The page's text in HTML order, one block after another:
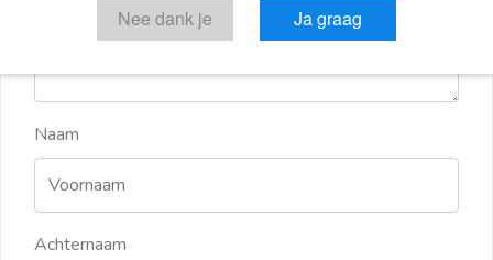
Naam
Achternaam
Nee dank je Ja graag